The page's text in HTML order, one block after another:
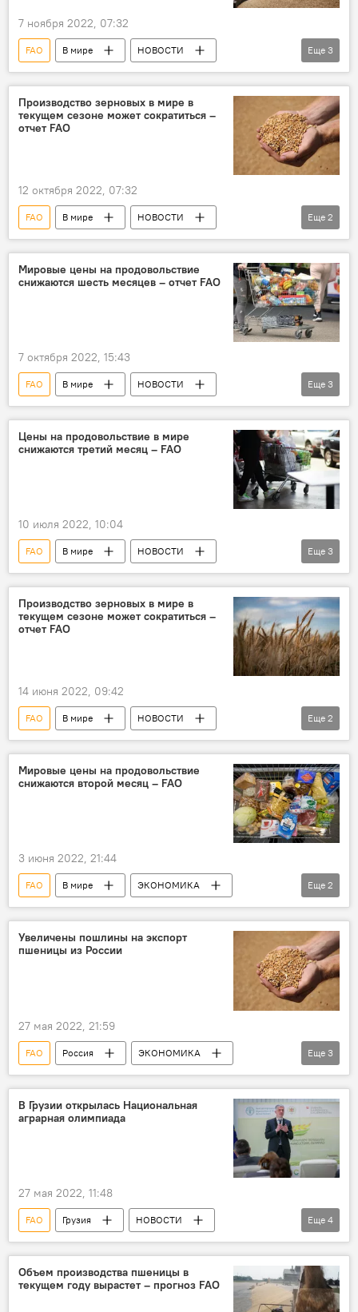
7 ноября 2022, 07:32
FAO В мире
НОВОСТИ
ЭКОНОМИКА
цены Зерно
Еще 3
Производство зерновых в мире в
текущем сезоне может сократиться –
отчет FAO
12 октября 2022, 07:32
FAO В мире
НОВОСТИ
ЭКОНОМИКА
Зерно
Еще 2
Мировые цены на продовольствие
снижаются шесть месяцев – отчет FAO
7 октября 2022, 15:43
FAO В мире
НОВОСТИ
ЭКОНОМИКА
Зерно цены
Еще 3
Цены на продовольствие в мире
снижаются третий месяц – FAO
10 июля 2022, 10:04
FAO В мире
НОВОСТИ
ЭКОНОМИКА
цены
продукты питания
Еще 3
Производство зерновых в мире в
текущем сезоне может сократиться –
отчет FAO
14 июня 2022, 09:42
FAO В мире
НОВОСТИ
ЭКОНОМИКА
Зерно
Еще 2
Мировые цены на продовольствие
снижаются второй месяц – FAO
3 июня 2022, 21:44
FAO В мире
ЭКОНОМИКА
цены
НОВОСТИ
продукты питания
Еще 2
Увеличены пошлины на экспорт
пшеницы из России
27 мая 2022, 21:59
FAO Россия
ЭКОНОМИКА
НОВОСТИ
Зерно Цены на нефть
Еще 3
В Грузии открылась Национальная
аграрная олимпиада
27 мая 2022, 11:48
FAO Грузия
НОВОСТИ
ОБЩЕСТВО
Сельское хозяйство
Сельское хозяйство Грузии
Еще 4
Объем производства пшеницы в
текущем году вырастет – прогноз FAO